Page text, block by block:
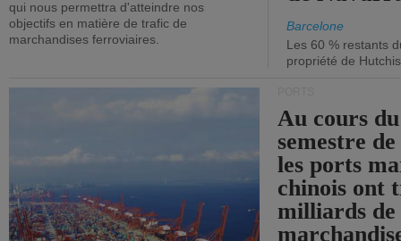
qui nous permettra d'atteindre nos
objectifs en matière de trafic de
marchandises ferroviaires.
Barcelone
Les 60 % restants
propriété de
Au cours
semestre
les ports
chinois ont
milliards de